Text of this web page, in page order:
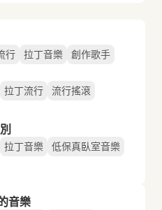
行 拉丁音樂 創作歌手
拉丁流行
流行搖滾
拉丁音樂
低保真臥室音樂
音樂